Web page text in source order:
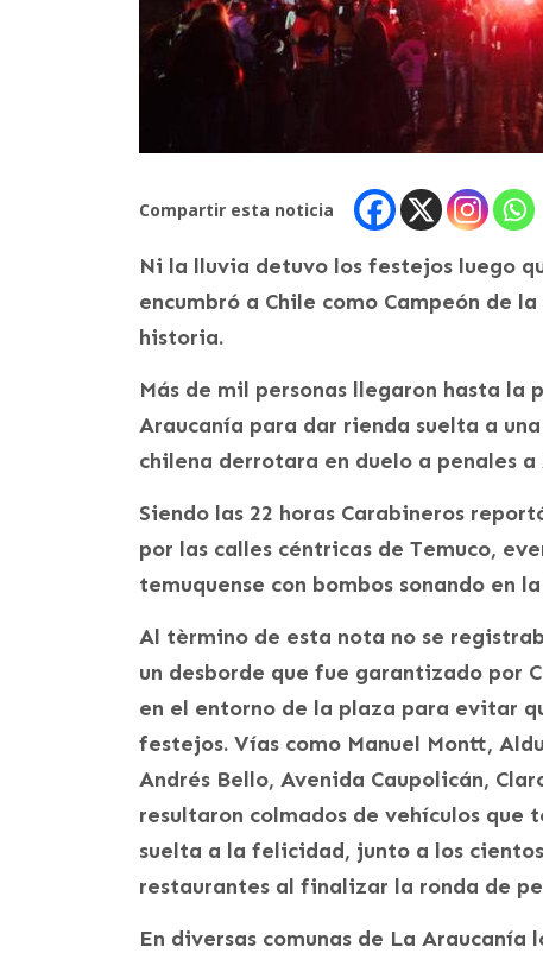
Compartir esta noticia
Ni la lluvia detuvo los festejos luego
encumbró a Chile como Campeón de
historia.
Más de mil personas llegaron hasta
Araucanía para dar rienda suelta a
chilena derrotara en duelo a penales
Siendo las 22 horas Carabineros
por las calles céntricas de Temuco,
temuquense con bombos sonando en
Al tèrmino de esta nota no se
un desborde que fue garantizado por
en el entorno de la plaza para evitar
festejos. Vías como Manuel Montt,
Andrés Bello, Avenida Caupolicán,
resultaron colmados de vehículos que
suelta a la felicidad, junto a los
restaurantes al finalizar la ronda de
En diversas comunas de La